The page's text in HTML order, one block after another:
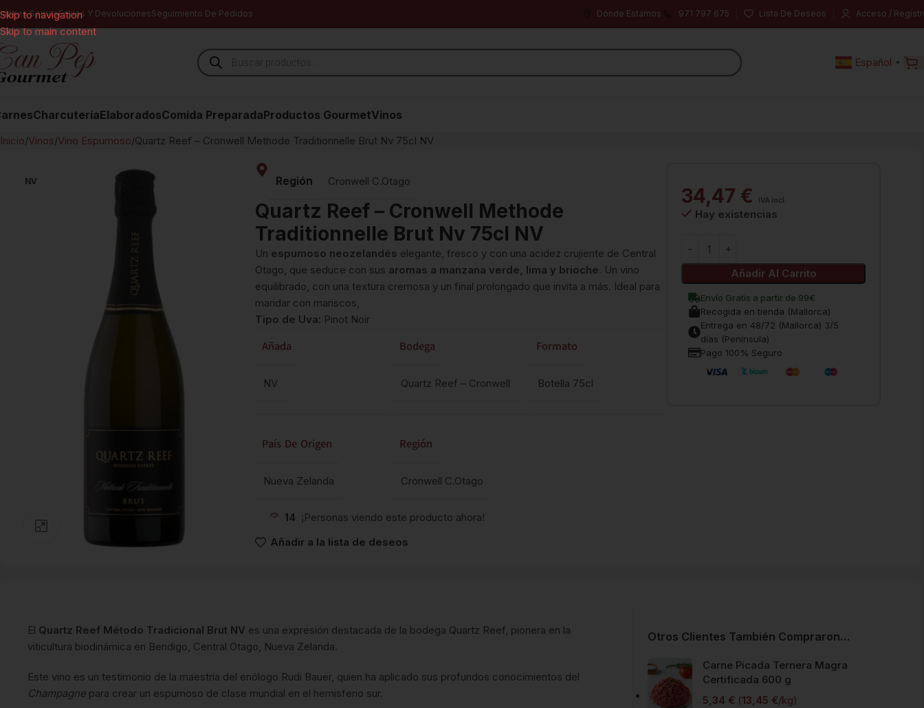
Skip to navigation
Skip to main content
SomosEnvíos Y DevolucionesSeguimiento De Pedidos Dónde Estamos 971 797 675 Lista De Deseos Acceso /
Español ▼
CharcuteríaElaboradosComida PreparadaProductos GourmetVinos
Inicio Vinos Vino Espumoso Quartz Reef – Cronwell Methode Traditionnelle Brut Nv 75cl NV
NV Región Cronwell C.Otago
Quartz Reef – Cronwell Methode
Traditionnelle Brut Nv 75cl NV
Un espumoso neozelandés elegante, fresco y con una acidez crujiente de Central
Otago, que seduce con sus aromas a manzana verde, lima y brioche. Un vino
equilibrado, con una textura cremosa y un final prolongado que invita a más. Ideal para
maridar con mariscos,
Tipo de Uva: Pinot Noir
Añada
NV
Bodega
Quartz Reef – Cronwell
Formato
Botella 75cl
País De Origen
Nueva Zelanda
Región
Cronwell C.Otago
14 ¡Personas viendo este producto ahora!
Añadir a la lista de deseos
34,47 € IVA incl.
Hay existencias
Añadir Al Carrito
Envío Gratis a partir de 99€
Recogida en tienda (Mallorca)
Entrega en 48/72 (Mallorca) 3/5
días (Península)
Pago 100% Seguro
El Quartz Reef Método Tradicional Brut NV es una expresión destacada de la bodega Quartz Reef, pionera en la
viticultura biodinámica en Bendigo, Central Otago, Nueva Zelanda.
Este vino es un testimonio de la maestría del enólogo Rudi Bauer, quien ha aplicado sus profundos conocimientos del
Champagne para crear un espumoso de clase mundial en el hemisferio sur.
Otros Clientes También Compraron…
Carne Picada Ternera Magra
Certificada 600 g
5,34 € (13,45 €/kg)